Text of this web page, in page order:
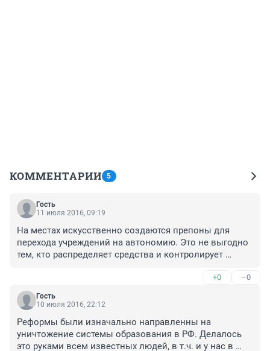
КОММЕНТАРИИ 5
Гость
11 июля 2016, 09:19
На местах искусственно создаются препоны для
перехода учреждений на автономию. Это не выгодно
тем, кто распределяет средства и контролирует
называемого контроля над учреждениями ведет к
неоправданному увеличению бюджетных расходов.
Но пилить бюджет так удобнее.
+0 –0
Гость
10 июля 2016, 22:12
Реформы были изначально направленны на
уничтожение системы образования в РФ. Делалось
это руками всем известных людей, в т.ч. и у нас в